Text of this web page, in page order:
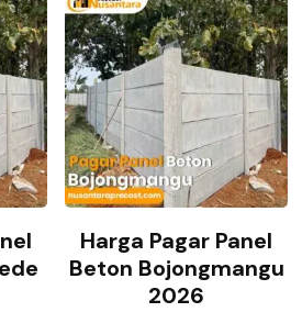
Harga Pagar Panel
Beton Bojongmangu
2026